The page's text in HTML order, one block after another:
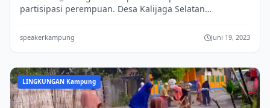
partisipasi perempuan. Desa Kalijaga Selatan
speakerkampung Juni 19, 2023
LINGKUNGAN Kampung